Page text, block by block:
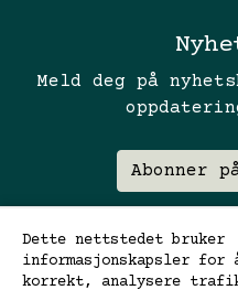
Meld deg på
Abonner
Dette nettstedet bruker
informasjonskapsler for
korrekt, analysere